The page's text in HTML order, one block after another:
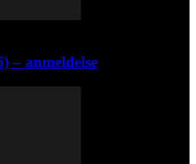
– anmeldelse